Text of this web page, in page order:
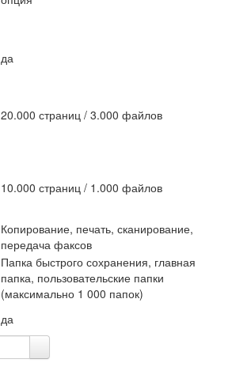
да
20.000 страниц / 3.000 файлов
10.000 страниц / 1.000 файлов
Копирование, печать, сканирование,
передача факсов
Папка быстрого сохранения, главная
папка, пользовательские папки
(максимально 1 000 папок)
да